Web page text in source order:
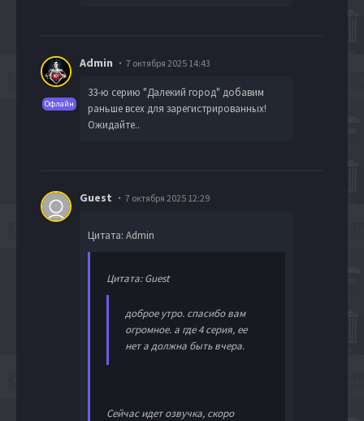
Офлайн
Admin 7 октября 2025 14:43
33-ю серию "Далекий город" добавим
раньше всех для зарегистрированных!
Ожидайте..
Guest 7 октября 2025 12:29
Цитата: Admin
Цитата: Guest
доброе утро. спасибо вам
огромное. а где 4 серия, ее
нет а должна быть вчера.
Сейчас идет озвучка, скоро